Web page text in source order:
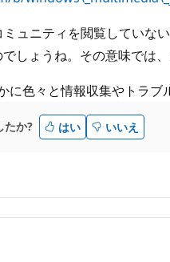
ュニティを閲覧していな
しょうね。その意味では
に色々と情報収集やトラ
たか? はい いいえ